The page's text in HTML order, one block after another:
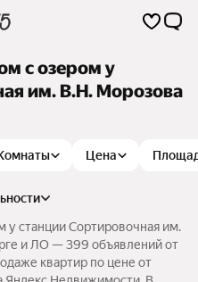
с озером у
им. В.Н. Морозова
Цена
у станции Сортировочная им.
и ЛО — 399 объявлений от
квартир по цене от